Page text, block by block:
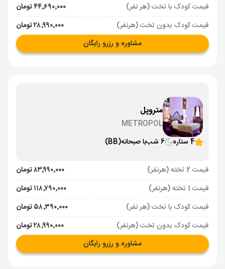
قیمت کودک با تخت (هر نفر)
۴۴٬۶۹۰٬۰۰۰ تومان
قیمت کودک بدون تخت (هرنفر)
۲۸٬۹۹۰٬۰۰۰ تومان
مشاوره و رزرو رایگان
متروپل
METROPOL
4 ستاره
6 شب با صبحانه(BB)
قیمت 2 تخته (هرنفر)
۸۳٬۹۹۰٬۰۰۰ تومان
قیمت 1 تخته (هرنفر)
۱۱۸٬۷۹۰٬۰۰۰ تومان
قیمت کودک با تخت (هر نفر)
۵۸٬۳۹۰٬۰۰۰ تومان
قیمت کودک بدون تخت (هرنفر)
۲۸٬۹۹۰٬۰۰۰ تومان
مشاوره و رزرو رایگان